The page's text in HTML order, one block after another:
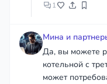
1
Мина и
Да, вы можете
котельной с
может